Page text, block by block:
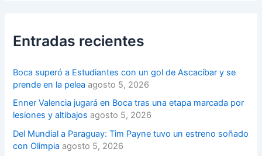
Entradas recientes
Boca superó a Estudiantes con un gol de Ascacíbar y se
prende en la pelea agosto 5, 2026
Enner Valencia jugará en Boca tras una etapa marcada por
lesiones y altibajos agosto 5, 2026
Del Mundial a Paraguay: Tim Payne tuvo un estreno soñado
con Olimpia agosto 5, 2026